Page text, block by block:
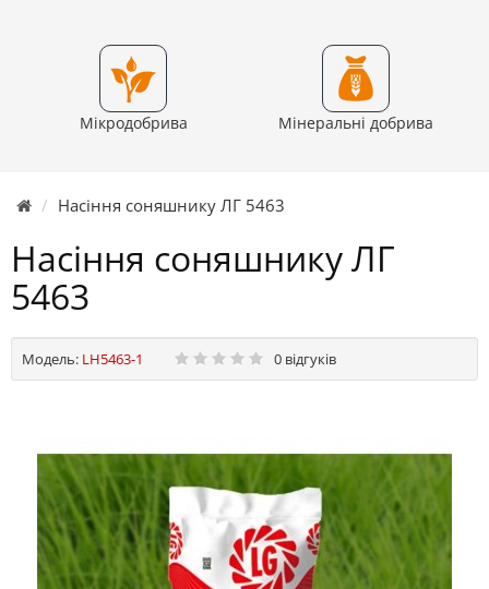
Мікродобрива Мінеральні добрива
Насіння соняшнику ЛГ 5463
Насіння соняшнику ЛГ
5463
Модель: LH5463-1 0 відгуків